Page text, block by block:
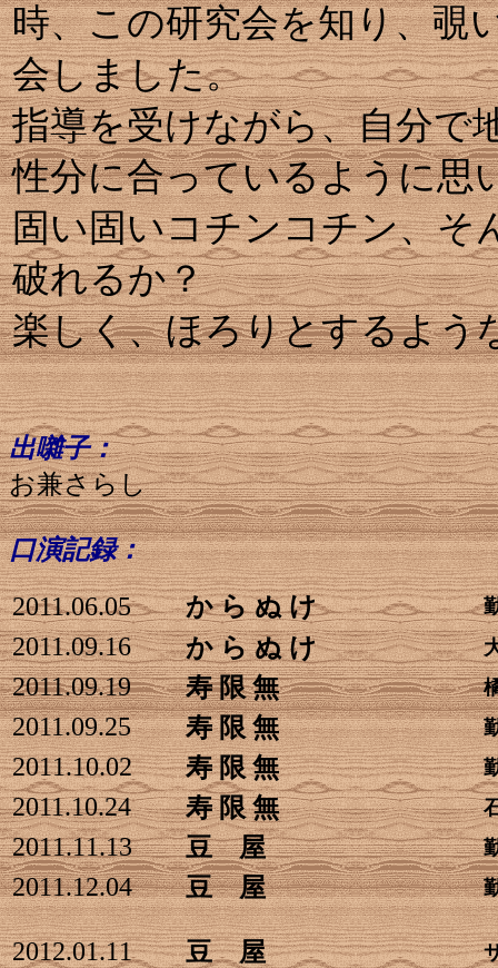
時、この研究会を知り、覗
会しました。
指導を受けながら、自分で
性分に合っているように思
固い固いコチンコチン、そ
破れるか？
楽しく、ほろりとするよう
出囃子：
お兼さらし
口演記録：
2011.06.05
か ら ぬ け
2011.09.16 か ら ぬ け
2011.09.19 寿 限 無
2011.09.25 寿 限 無
2011.10.02 寿 限 無
2011.10.24 寿 限 無
2011.11.13 豆 屋
2011.12.04 豆 屋
2012.01.11 豆 屋